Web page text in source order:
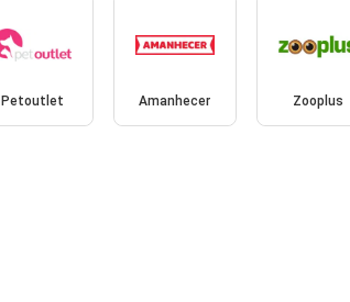
Petoutlet Amanhecer Zooplus